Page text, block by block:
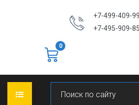
+7-499-409-
+7-495-909-
0